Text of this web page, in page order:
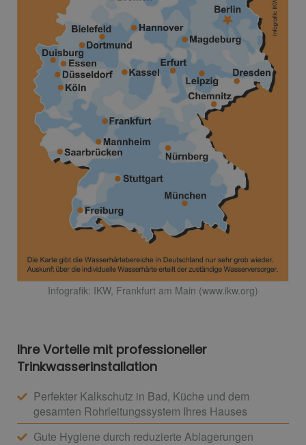
Infografik: IKW, Frankfurt am Main (www.ikw.org)
Ihre Vorteile mit professioneller
Trinkwasserinstallation
Perfekter Kalkschutz in Bad, Küche und dem
gesamten Rohrleitungssystem Ihres Hauses
Gute Hygiene durch reduzierte Ablagerungen